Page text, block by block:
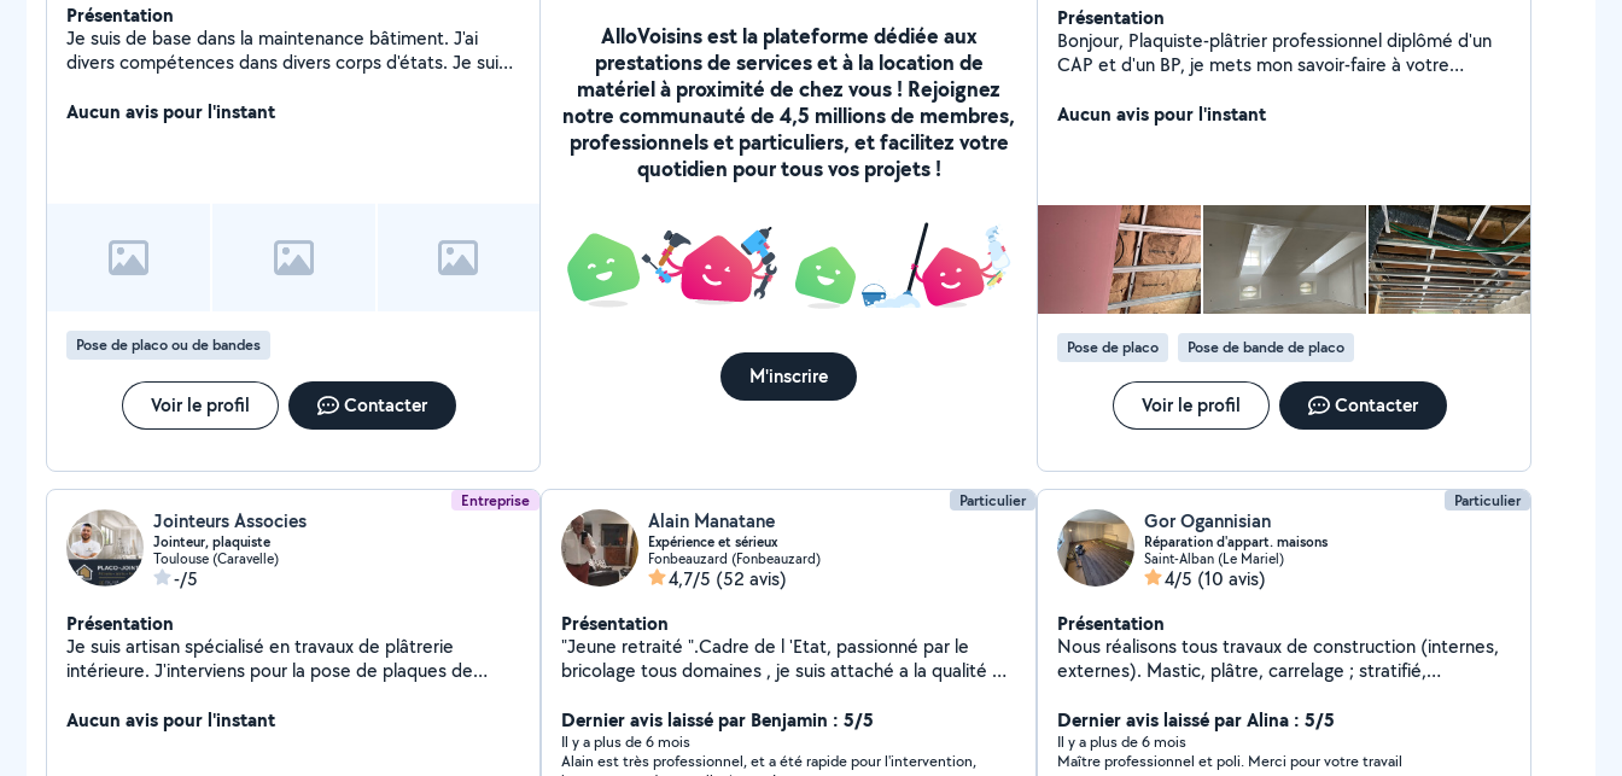
Présentation
Je suis de base dans la maintenance bâtiment. J'ai
divers compétences dans divers corps d'états. Je suis
parquets.
Aucun avis pour l'instant
Pose de placo ou de bandes
Voir le profil Contacter
AlloVoisins est la plateforme dédiée aux
prestations de services et à la location de
matériel à proximité de chez vous ! Rejoignez
notre communauté de 4,5 millions de membres,
professionnels et particuliers, et facilitez votre
quotidien pour tous vos projets !
M'inscrire
Présentation
Bonjour, Plaquiste-plâtrier professionnel diplômé d'un
CAP et d'un BP, je mets mon savoir-faire à votre
Actuellement en poste la semaine, je propose mes
Plafonds : Création de faux-plafonds suspendus ou
soignée, prêt à peindre). Les avantages : Travail de
qualité professionnelle (respect des normes).
N'hésitez pas à me contacter pour discuter de votre
projet !
Aucun avis pour l'instant
Pose de placo Pose de bande de placo
Voir le profil Contacter
Entreprise
Jointeurs Associes
Jointeur, plaquiste
Toulouse (Caravelle)
-/5
Présentation
Je suis artisan spécialisé en travaux de plâtrerie
intérieure. J'interviens pour la pose de plaques de
ratissage, le ponçage ainsi que la mise en peinture.
Aucun avis pour l'instant
Particulier
Alain Manatane
Expérience et sérieux
Fonbeauzard (Fonbeauzard)
4,7/5 (52 avis)
Présentation
"Jeune retraité ".Cadre de l 'Etat, passionné par le
bricolage tous domaines , je suis attaché a la qualité du
conseiller, suivre les travaux et établir des petits
projets dans les domaines liés au bâtiment et a la voirie
(constructions, décoration,plans etc ) Le domaine
Dernier avis laissé par Benjamin : 5/5
Il y a plus de 6 mois
Alain est très professionnel, et a été rapide pour l'intervention,
Particulier
Gor Ogannisian
Réparation d'appart. maisons
Saint-Alban (Le Mariel)
4/5 (10 avis)
Présentation
Nous réalisons tous travaux de construction (internes,
externes). Mastic, plâtre, carrelage ; stratifié,
fenêtres, peinture des murs, papier peint, installation
de baignoires, lavabos, toilettes.
Dernier avis laissé par Alina : 5/5
Il y a plus de 6 mois
Maître professionnel et poli. Merci pour votre travail